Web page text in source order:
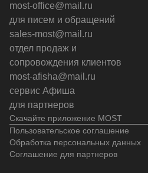
Скачайте приложение MOST
most-office@mail.ru
для писем и обращений
sales-most@mail.ru
отдел продаж и
сопровождения клиентов
most-afisha@mail.ru
сервис Афиша
для партнеров
Пользовательское соглашение
Обработка персональных данных
Соглашение для партнеров